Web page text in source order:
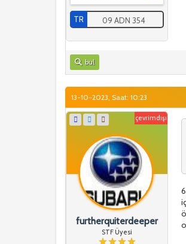
TR 09 ADN 354
bul
13-10-2023, Saat: 10:23
çevrimdışı
furtherquiterdeeper
STF Üyesi